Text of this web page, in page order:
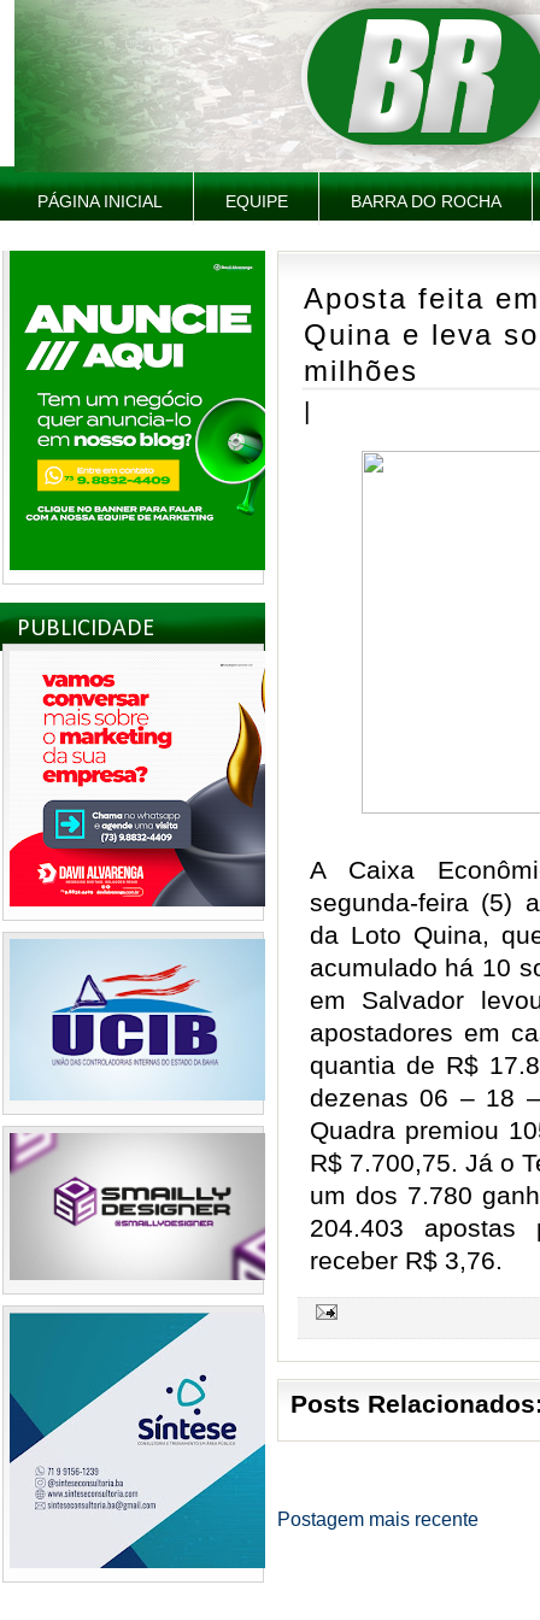
PÁGINA INICIAL EQUIPE BARRA DO ROCHA
PUBLICIDADE
Aposta feita
Quina e leva
milhões
|
A Caixa
segunda-feira (5)
da Loto Quina,
acumulado há 10
em Salvador
apostadores em
quantia de R$
dezenas 06 – 18
Quadra premiou
R$ 7.700,75. Já o
um dos 7.780
204.403
receber R$ 3,76.
Posts
Postagem mais recente